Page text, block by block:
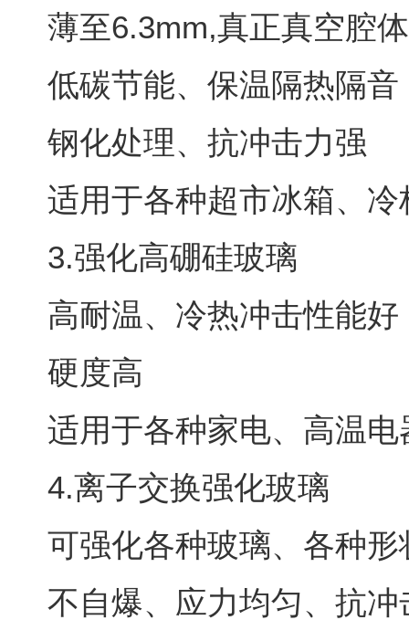
薄至6.3mm,真正真空腔
低碳节能、保温隔热隔音
钢化处理、抗冲击力强
适用于各种超市冰箱、冷
3.强化高硼硅玻璃
高耐温、冷热冲击性能好
硬度高
适用于各种家电、高温电
4.离子交换强化玻璃
可强化各种玻璃、各种形
不自爆、应力均匀、抗冲